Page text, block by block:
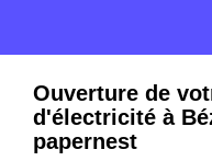
Ouverture de
d'électricité à
papernest